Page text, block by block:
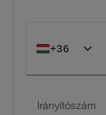
+36
Irányítószám